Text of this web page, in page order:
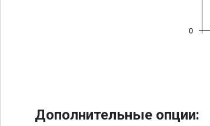
0
Дополнительные опции: